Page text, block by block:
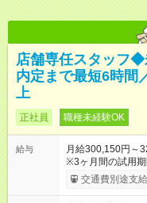
店舗専任スタッフ◆
内定まで最短6時間
上
正社員 職種未経験OK
給与
月給300,150円～
※3ヶ月間の試用
遇に違いはありません。 ※給与には月30時間
（48，700円～
交通費別途支